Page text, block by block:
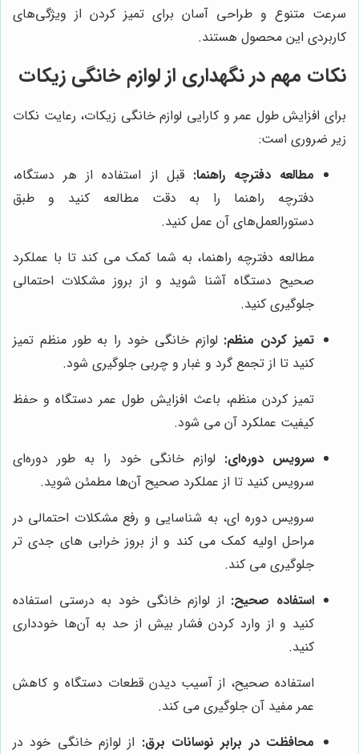
سرعت متنوع و طراحی آسان برای تمیز کردن از ویژگی‌های
کاربردی این محصول هستند.
نکات مهم در نگهداری از لوازم خانگی زیکات
برای افزایش طول عمر و کارایی لوازم خانگی زیکات، رعایت نکات
زیر ضروری است:
مطالعه دفترچه راهنما: قبل از استفاده از هر دستگاه،
دفترچه راهنما را به دقت مطالعه کنید و طبق
دستورالعمل‌های آن عمل کنید.
مطالعه دفترچه راهنما، به شما کمک می کند تا با عملکرد
صحیح دستگاه آشنا شوید و از بروز مشکلات احتمالی
جلوگیری کنید.
تمیز کردن منظم: لوازم خانگی خود را به طور منظم تمیز
کنید تا از تجمع گرد و غبار و چربی جلوگیری شود.
تمیز کردن منظم، باعث افزایش طول عمر دستگاه و حفظ
کیفیت عملکرد آن می شود.
سرویس دوره‌ای: لوازم خانگی خود را به طور دوره‌ای
سرویس کنید تا از عملکرد صحیح آن‌ها مطمئن شوید.
سرویس دوره ای، به شناسایی و رفع مشکلات احتمالی در
مراحل اولیه کمک می کند و از بروز خرابی های جدی تر
جلوگیری می کند.
استفاده صحیح: از لوازم خانگی خود به درستی استفاده
کنید و از وارد کردن فشار بیش از حد به آن‌ها خودداری
کنید.
استفاده صحیح، از آسیب دیدن قطعات دستگاه و کاهش
عمر مفید آن جلوگیری می کند.
محافظت در برابر نوسانات برق: از لوازم خانگی خود در